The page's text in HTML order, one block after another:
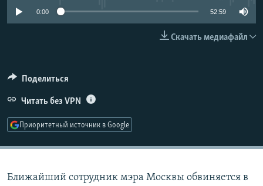
РАСПИСАНИЕ ВЕЩАНИЯ
0:00 52:59
Скачать медиафайл
Поделиться
Читать без VPN
Приоритетный источник в Google
Ближайший сотрудник мэра Москвы обвиняется в